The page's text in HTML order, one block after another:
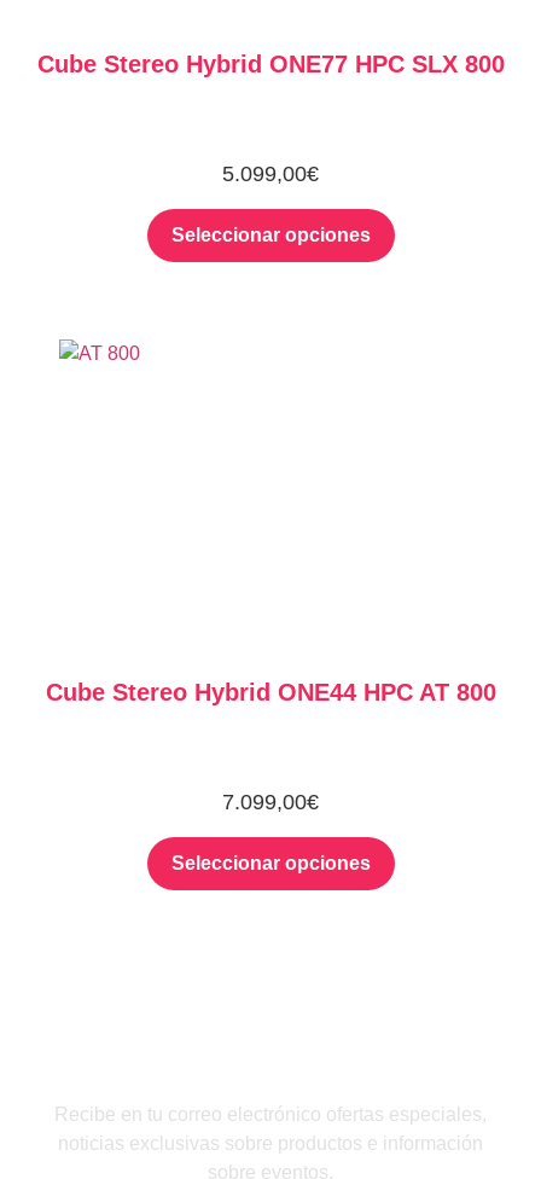
Cube Stereo Hybrid ONE77 HPC SLX 800
5.099,00€
Seleccionar opciones
Cube Stereo Hybrid ONE44 HPC AT 800
7.099,00€
Seleccionar opciones
Recibe en tu correo electrónico ofertas especiales,
noticias exclusivas sobre productos e información
sobre eventos.